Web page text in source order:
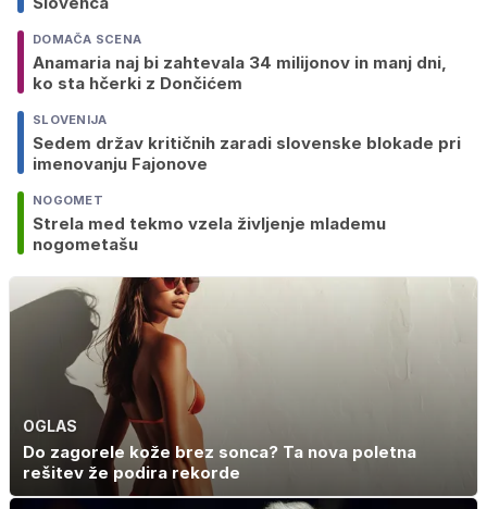
DOMAČA SCENA
Anamaria naj bi zahtevala 34 milijonov in manj dni,
ko sta hčerki z Dončićem
SLOVENIJA
Sedem držav kritičnih zaradi slovenske blokade pri
imenovanju Fajonove
NOGOMET
Strela med tekmo vzela življenje mlademu
nogometašu
OGLAS
Do zagorele kože brez sonca? Ta nova poletna
rešitev že podira rekorde